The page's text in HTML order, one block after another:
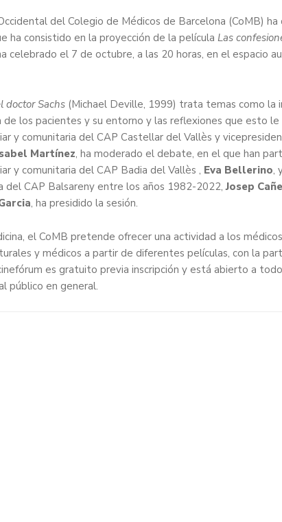
del Colegio de Médicos de Barcelona (CoMB)
ha consistido en la proyección de la película Las
celebrado el 7 de octubre, a las 20 horas, en el espacio
doctor Sachs (Michael Deville, 1999) trata temas como la
de los pacientes y su entorno y las reflexiones que esto le
y comunitaria del CAP Castellar del Vallès y
Martínez, ha moderado el debate, en el que han
y comunitaria del CAP Badia del Vallès , Eva Bellerino,
del CAP Balsareny entre los años 1982-2022,Josep
, ha presidido la sesión.
el CoMB pretende ofrecer una actividad a los
y médicos a partir de diferentes películas, con la
es gratuito previa inscripción y está abierto a
público en general.